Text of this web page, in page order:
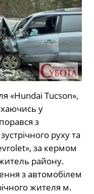
«Hundai Tucson»,
у
з
руху та
за кермом
району.
з автомобілем
жителя м.